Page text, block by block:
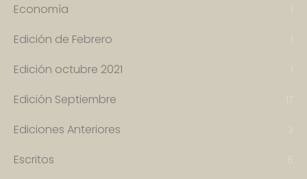
Economía 1
Edición de Febrero 1
Edición octubre 2021 1
Edición Septiembre 17
Ediciones Anteriores 3
Escritos 6